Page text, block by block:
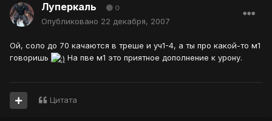
Луперкаль 0
Опубликовано 22 декабря, 2007
Ой, соло до 70 качаются в треше и уч1-4, а ты про какой-то м1
говоришь
На пве м1 это приятное дополнение к урону.
Цитата